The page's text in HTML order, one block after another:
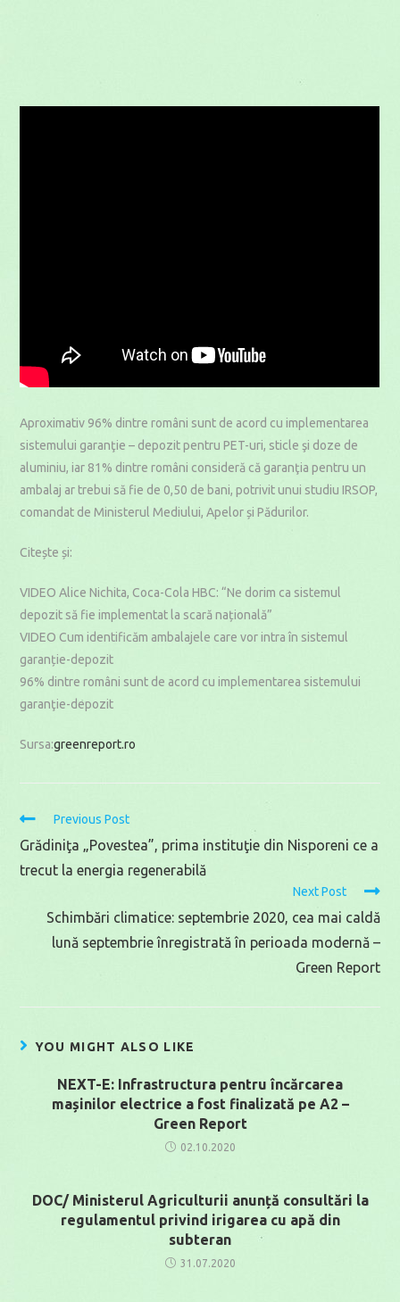
Aproximativ 96% dintre români sunt de acord cu implementarea
sistemului garanţie – depozit pentru PET-uri, sticle şi doze de
aluminiu, iar 81% dintre români consideră că garanţia pentru un
ambalaj ar trebui să fie de 0,50 de bani, potrivit unui studiu IRSOP,
comandat de Ministerul Mediului, Apelor și Pădurilor.
Citește și:
VIDEO Alice Nichita, Coca-Cola HBC: “Ne dorim ca sistemul
depozit să fie implementat la scară națională”
VIDEO Cum identificăm ambalajele care vor intra în sistemul
garanție-depozit
96% dintre români sunt de acord cu implementarea sistemului
garanţie-depozit
Sursa:greenreport.ro
Read
more
articles
Previous Post
Grădiniţa „Povestea”, prima instituţie din Nisporeni ce a
trecut la energia regenerabilă
Next Post
Schimbări climatice: septembrie 2020, cea mai caldă
lună septembrie înregistrată în perioada modernă –
Green Report
YOU MIGHT ALSO LIKE
NEXT-E: Infrastructura pentru încărcarea
mașinilor electrice a fost finalizată pe A2 –
Green Report
02.10.2020
DOC/ Ministerul Agriculturii anunță consultări la
regulamentul privind irigarea cu apă din
subteran
31.07.2020